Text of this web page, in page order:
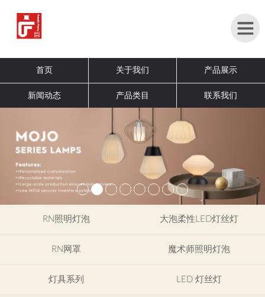
首
页
关
我
们
产
品
首页 关于我们 产品展示
新闻动态 产品类目 联系我们
RN照明灯泡 大泡柔性LED灯丝灯
RN网罩 魔术师照明灯泡
灯具系列 LED 灯丝灯